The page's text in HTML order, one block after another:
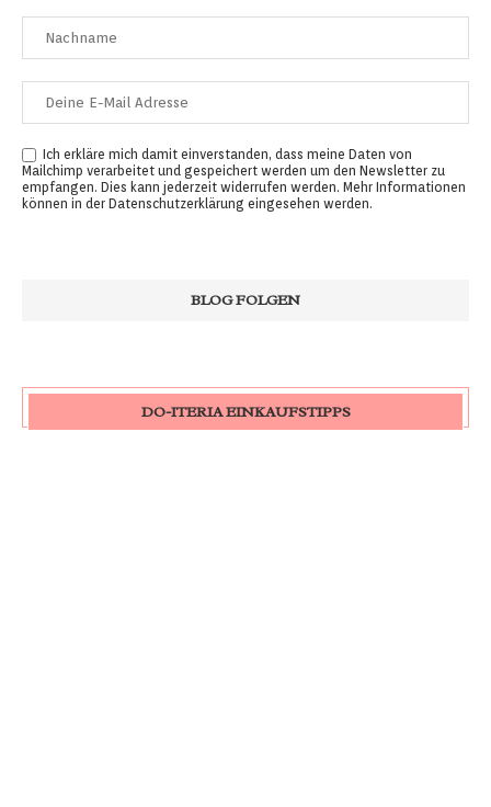
Ich erkläre mich damit einverstanden, dass meine Daten von
Mailchimp verarbeitet und gespeichert werden um den Newsletter zu
empfangen. Dies kann jederzeit widerrufen werden. Mehr Informationen
können in der Datenschutzerklärung eingesehen werden.
DO-ITERIA EINKAUFSTIPPS